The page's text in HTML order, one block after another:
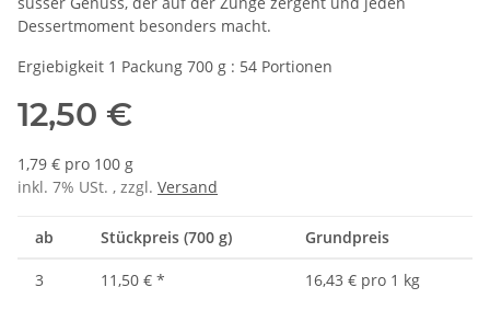
Dessertmoment besonders macht.
Ergiebigkeit 1 Packung 700 g : 54 Portionen
12,50 €
1,79 € pro 100 g
inkl. 7% USt. , zzgl. Versand
ab Stückpreis (700 g) Grundpreis
3 11,50 € * 16,43 € pro 1 kg